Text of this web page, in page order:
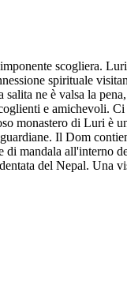
scogliera.
spirituale
ne è valsa la
e amichevoli.
monastero di Luri è
Il Dom
di mandala all'interno
del Nepal. Una